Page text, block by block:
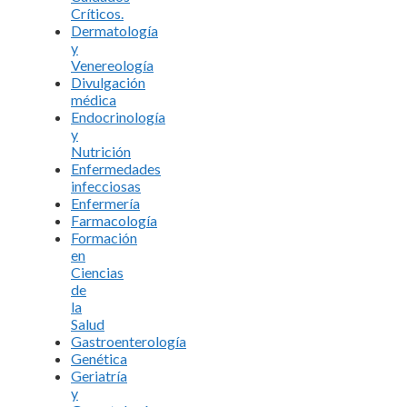
Críticos.
Dermatología
y
Venereología
Divulgación
médica
Endocrinología
y
Nutrición
Enfermedades
infecciosas
Enfermería
Farmacología
Formación
en
Ciencias
de
la
Salud
Gastroenterología
Genética
Geriatría
y